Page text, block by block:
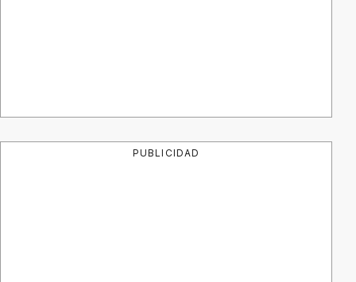
PUBLICIDAD